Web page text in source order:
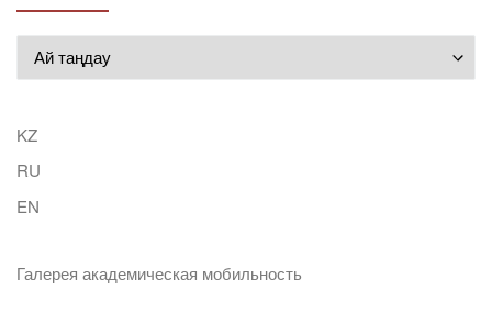
KZ
RU
EN
Галерея академическая мобильность